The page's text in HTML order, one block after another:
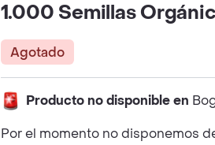
1.000 Semillas
Agotado
Producto no disponible en
Por el momento no disponemos